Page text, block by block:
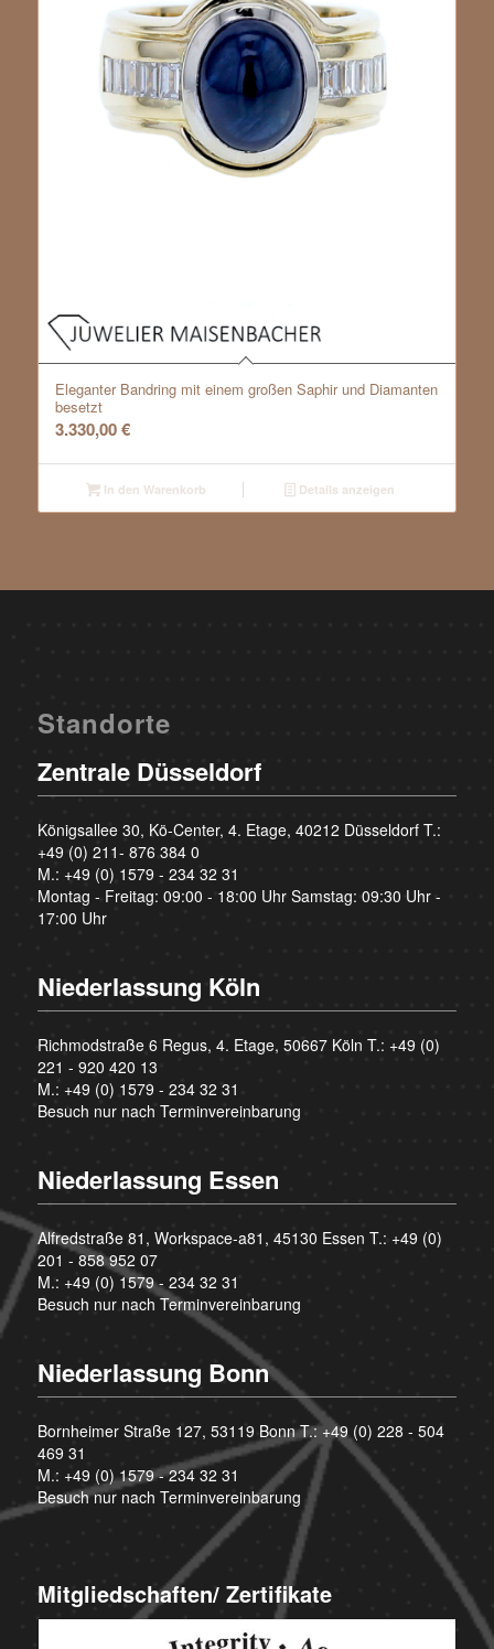
Eleganter Bandring mit einem großen Saphir und Diamanten
besetzt
3.330,00€
In den Warenkorb Details anzeigen
Standorte
Zentrale Düsseldorf
Königsallee 30, Kö-Center, 4. Etage, 40212 Düsseldorf T.:
+49 (0) 211- 876 384 0
M.: +49 (0) 1579 - 234 32 31
Montag - Freitag: 09:00 - 18:00 Uhr Samstag: 09:30 Uhr -
17:00 Uhr
Niederlassung Köln
Richmodstraße 6 Regus, 4. Etage, 50667 Köln T.: +49 (0)
221 - 920 420 13
M.: +49 (0) 1579 - 234 32 31
Besuch nur nach Terminvereinbarung
Niederlassung Essen
Alfredstraße 81, Workspace-a81, 45130 Essen T.: +49 (0)
201 - 858 952 07
M.: +49 (0) 1579 - 234 32 31
Besuch nur nach Terminvereinbarung
Niederlassung Bonn
Bornheimer Straße 127, 53119 Bonn T.:+49 (0) 228 - 504
469 31
M.: +49 (0) 1579 - 234 32 31
Besuch nur nach Terminvereinbarung
Mitgliedschaften/ Zertifikate